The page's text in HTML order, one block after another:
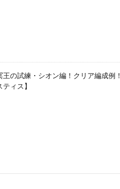
王の試練・シオン編！クリア編成例！
ィス】